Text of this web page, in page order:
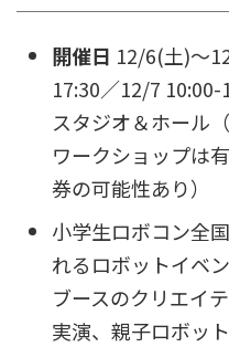
開催日 12/6(土)〜
17:30／12/7
スタジオ＆ホール
ワークショップは
券の可能性あり）
小学生ロボコン全
れるロボットイベ
ブースのクリエイ
実演、親子ロボッ